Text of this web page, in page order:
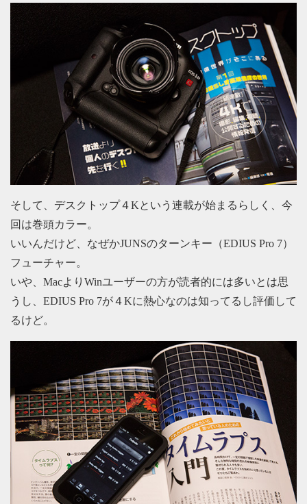
そして、デスクトップ４Kという連載が始まるらしく、今
回は巻頭カラー。
いいんだけど、なぜかJUNSのターンキー（EDIUS Pro 7）
フューチャー。
いや、MacよりWinユーザーの方が読者的には多いとは思
うし、EDIUS Pro 7が４Kに熱心なのは知ってるし評価して
るけど。